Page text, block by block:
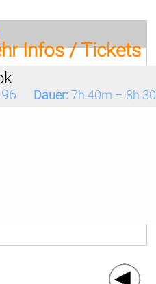
Infos / Tickets
Dauer:7h 40m – 8h